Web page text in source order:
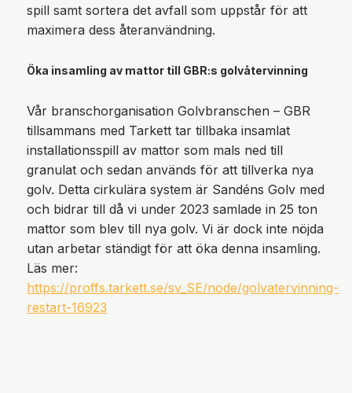
spill samt sortera det avfall som uppstår för att
maximera dess återanvändning.
Öka insamling av mattor till GBR:s golvåtervinning
Vår branschorganisation Golvbranschen – GBR
tillsammans med Tarkett tar tillbaka insamlat
installationsspill av mattor som mals ned till
granulat och sedan används för att tillverka nya
golv. Detta cirkulära system är Sandéns Golv med
och bidrar till då vi under 2023 samlade in 25 ton
mattor som blev till nya golv. Vi är dock inte nöjda
utan arbetar ständigt för att öka denna insamling.
Läs mer:
https://proffs.tarkett.se/sv_SE/node/golvatervinning-
restart-16923